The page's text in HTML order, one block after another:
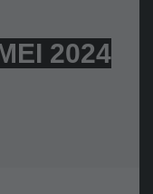
2024